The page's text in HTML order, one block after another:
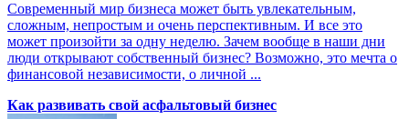
Современный мир бизнеса может быть увлекательным,
сложным, непростым и очень перспективным. И все это
может произойти за одну неделю. Зачем вообще в наши дни
люди открывают собственный бизнес? Возможно, это мечта о
финансовой независимости, о личной ...
Как развивать свой асфальтовый бизнес